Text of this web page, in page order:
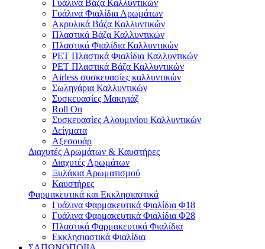
Γυάλινα Bάζα Καλλυντικών
Γυάλινα Φιαλίδια Αρωμάτων
Ακρυλικά Βάζα Καλλυντικών
Πλαστικά Βάζα Καλλυντικών
Πλαστικά Φιαλίδια Καλλυντικών
PET Πλαστικά Φιαλίδια Καλλυντικών
PET Πλαστικά Βάζα Καλλυντικών
Airless συσκευασίες καλλυντικών
Σωληνάρια Καλλυντικών
Συσκευασίες Μακιγιάζ
Roll On
Συσκευασίες Αλουμινίου Καλλυντικών
Δείγματα
Αξεσουάρ
Διαχυτές Αρωμάτων & Καυστήρες
Διαχυτές Αρωμάτων
Ξυλάκια Αρωματισμού
Καυστήρες
Φαρμακευτικά και Εκκλησιαστικά
Γυάλινα Φαρμακευτικά Φιαλίδια Φ18
Γυάλινα Φαρμακευτικά Φιαλίδια Φ28
Πλαστικά Φαρμακευτικά Φιαλίδια
Εκκλησιαστικά Φιαλίδια